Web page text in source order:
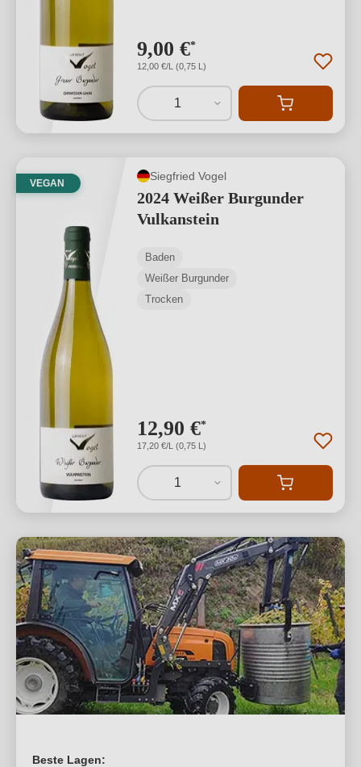
9,00 €*
12,00 €/L (0,75 L)
1
VEGAN
Siegfried Vogel
2024 Weißer Burgunder
Vulkanstein
Baden
Weißer Burgunder
Trocken
12,90 €*
17,20 €/L (0,75 L)
1
Beste Lagen: